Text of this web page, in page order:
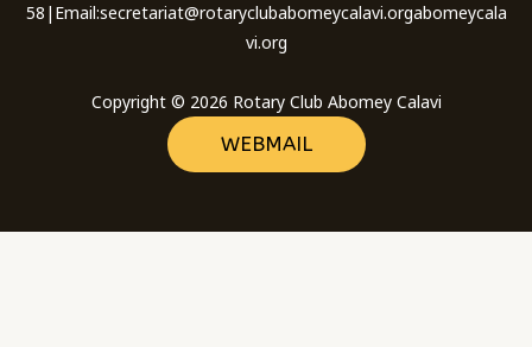
58|Email:secretariat@rotaryclubabomeycalavi.orgabomeycala
vi.org
Copyright © 2026 Rotary Club Abomey Calavi
WEBMAIL